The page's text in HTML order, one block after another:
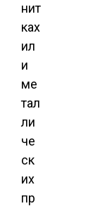
нит
ках
ил
и
ме
тал
ли
че
ск
их
пр